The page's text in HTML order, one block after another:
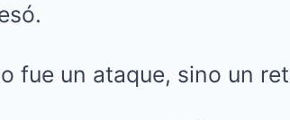
fue un ataque, sino un